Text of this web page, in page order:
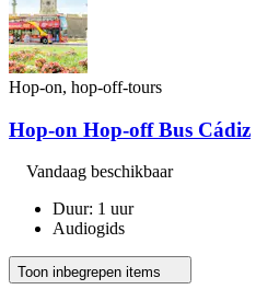
Hop-on, hop-off-tours
Hop-on Hop-off Bus Cádiz
Vandaag beschikbaar
Duur: 1 uur
Audiogids
Toon inbegrepen items